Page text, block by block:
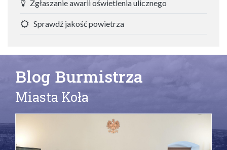
Zgłaszanie awarii oświetlenia ulicznego
Sprawdź jakość powietrza
Blog Burmistrza
Miasta Koła